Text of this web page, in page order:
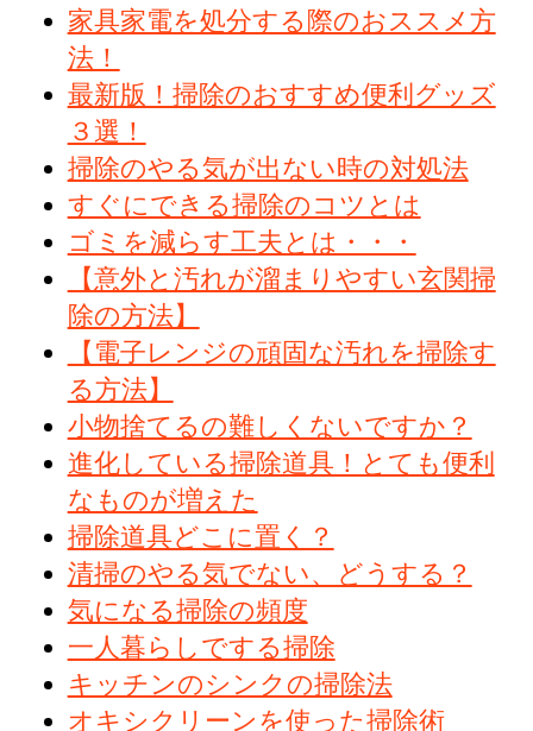
家具家電を処分する際のおススメ方
法！
最新版！掃除のおすすめ便利グッズ
３選！
掃除のやる気が出ない時の対処法
すぐにできる掃除のコツとは
ゴミを減らす工夫とは・・・
【意外と汚れが溜まりやすい玄関掃
除の方法】
【電子レンジの頑固な汚れを掃除す
る方法】
小物捨てるの難しくないですか？
進化している掃除道具！とても便利
なものが増えた
掃除道具どこに置く？
清掃のやる気でない、どうする？
気になる掃除の頻度
一人暮らしでする掃除
キッチンのシンクの掃除法
オキシクリーンを使った掃除術